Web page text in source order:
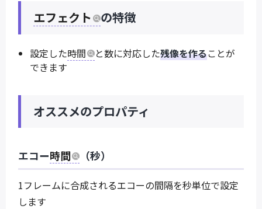
エフェクト の特徴
設定した時間 と数に対応した残像を作ることが
できます
オススメのプロパティ
エコー時間 （秒）
1フレームに合成されるエコーの間隔を秒単位で設定
します